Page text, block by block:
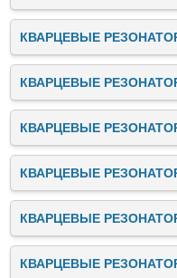
КВАРЦЕВЫЕ
КВАРЦЕВЫЕ
КВАРЦЕВЫЕ
КВАРЦЕВЫЕ
КВАРЦЕВЫЕ
КВАРЦЕВЫЕ